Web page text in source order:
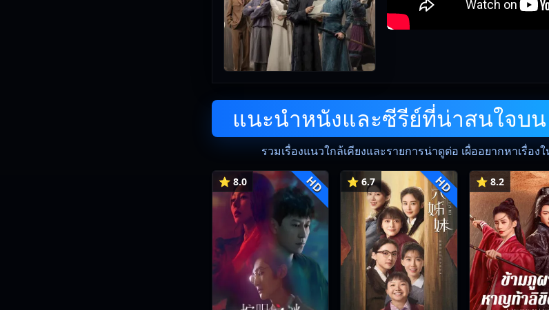
แนะนำหนังและซีรีย์ที่น่าสนใจบน
รวมเรื่องแนวใกล้เคียงและรายการน่าดูต่อ เผื่ออยากหาเรื่อ
⭐ 8.0 HD ⭐ 6.7 HD ⭐ 8.2